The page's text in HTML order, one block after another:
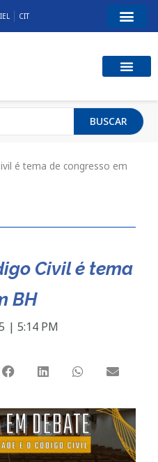
IEL CIT
BUSCAR
é tema de congresso em
Civil é tema
BH
| 5:14 PM